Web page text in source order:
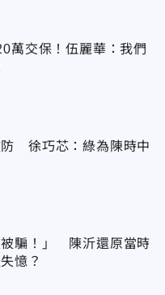
萬交保！伍麗華：我們
防 徐巧芯：綠為陳時中
被騙！」 陳沂還原當時
憶？